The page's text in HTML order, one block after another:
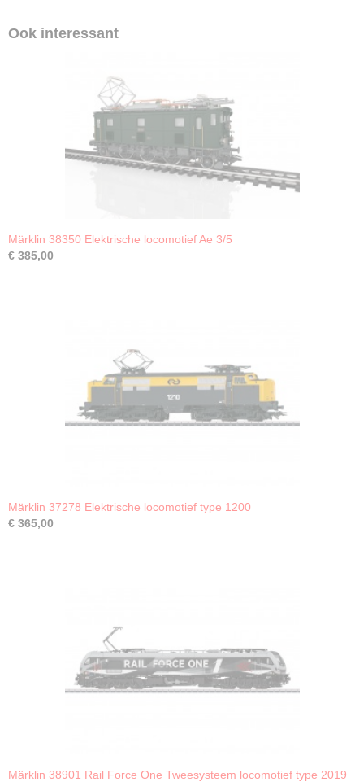
Ook interessant
Märklin 38350 Elektrische locomotief Ae 3/5
€ 385,00
Märklin 37278 Elektrische locomotief type 1200
€ 365,00
Märklin 38901 Rail Force One Tweesysteem locomotief type 2019